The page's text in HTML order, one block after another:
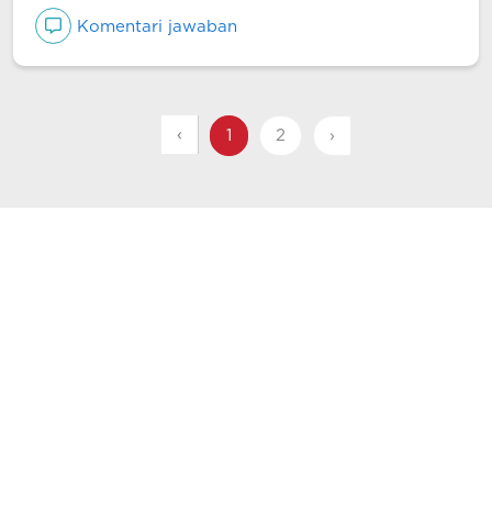
Komentari jawaban
‹ 1 2 ›